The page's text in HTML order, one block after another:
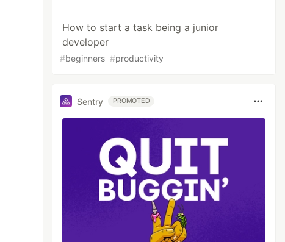
How to start a task being a junior
developer
#beginners #productivity
Sentry PROMOTED